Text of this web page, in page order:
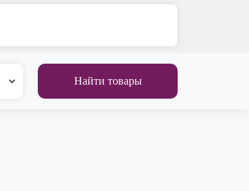
Найти товары